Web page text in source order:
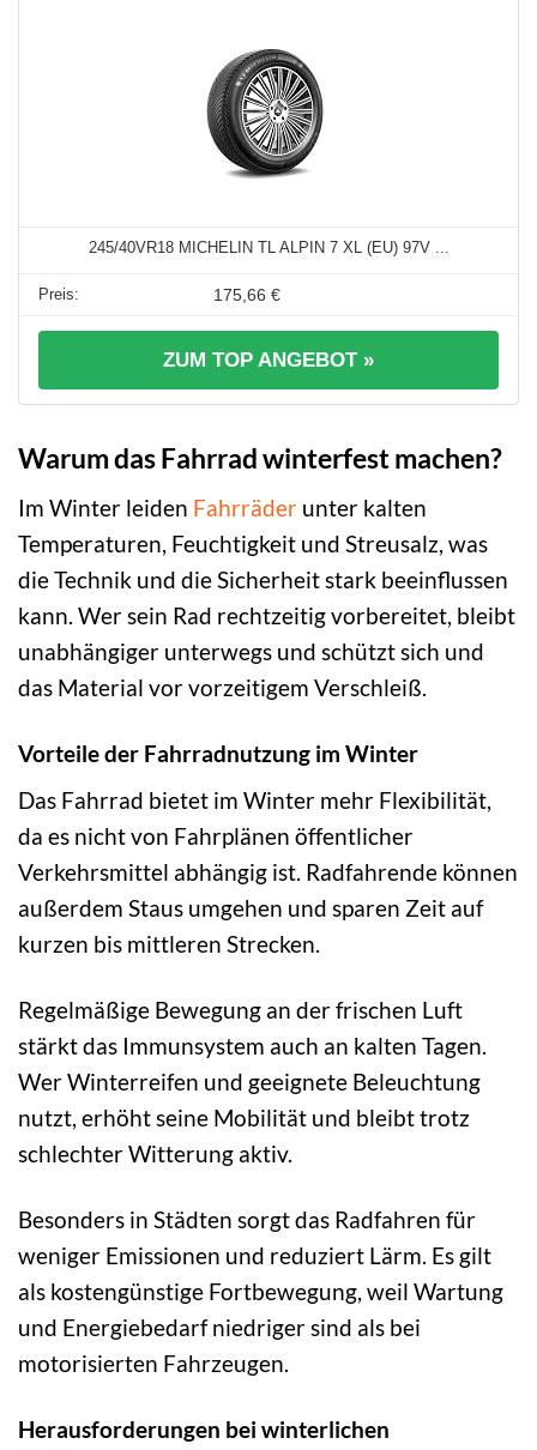
245/40VR18 MICHELIN TL ALPIN 7 XL (EU) 97V ...
175,66 €
ZUM TOP ANGEBOT »
Warum das Fahrrad winterfest machen?
Im Winter leiden Fahrräder unter kalten
Temperaturen, Feuchtigkeit und Streusalz, was
die Technik und die Sicherheit stark beeinflussen
kann. Wer sein Rad rechtzeitig vorbereitet, bleibt
unabhängiger unterwegs und schützt sich und
das Material vor vorzeitigem Verschleiß.
Vorteile der Fahrradnutzung im Winter
Das Fahrrad bietet im Winter mehr Flexibilität,
da es nicht von Fahrplänen öffentlicher
Verkehrsmittel abhängig ist. Radfahrende können
außerdem Staus umgehen und sparen Zeit auf
kurzen bis mittleren Strecken.
Regelmäßige Bewegung an der frischen Luft
stärkt das Immunsystem auch an kalten Tagen.
Wer Winterreifen und geeignete Beleuchtung
nutzt, erhöht seine Mobilität und bleibt trotz
schlechter Witterung aktiv.
Besonders in Städten sorgt das Radfahren für
weniger Emissionen und reduziert Lärm. Es gilt
als kostengünstige Fortbewegung, weil Wartung
und Energiebedarf niedriger sind als bei
motorisierten Fahrzeugen.
Herausforderungen bei winterlichen